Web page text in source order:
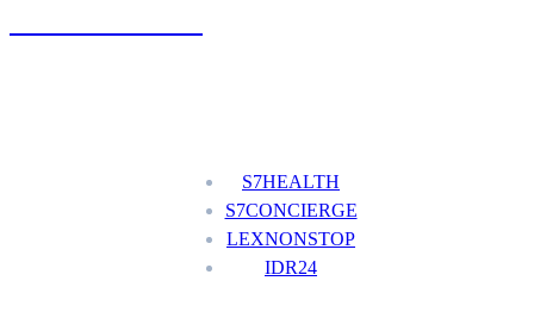
S7HEALTH
S7CONCIERGE
LEXNONSTOP
IDR24